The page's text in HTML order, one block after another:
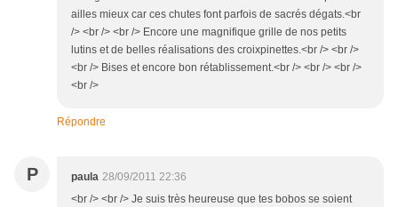
ailles mieux car ces chutes font parfois de sacrés dégats.<br
/> <br /> <br /> Encore une magnifique grille de nos petits
lutins et de belles réalisations des croixpinettes.<br /> <br />
<br /> Bises et encore bon rétablissement.<br /> <br /> <br />
<br />
Répondre
P paula 28/09/2011 22:36
<br /> <br /> Je suis très heureuse que tes bobos se soient